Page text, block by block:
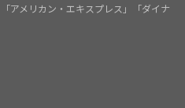
アメリカン・エキスプレス」「ダイナ